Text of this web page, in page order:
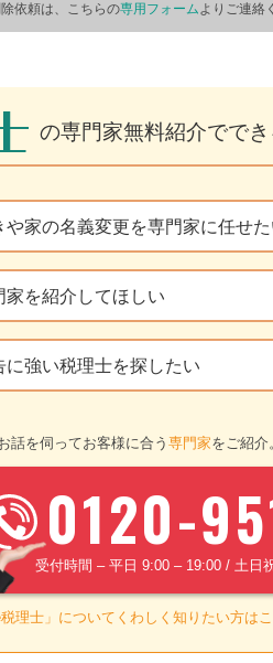
依頼は、こちらの専用フォームよりご連絡
の専門家無料紹介ででき
や家の名義変更を専門家に任せた
家を紹介してほしい
に強い税理士を探したい
話を伺ってお客様に合う専門家をご紹介
0120-
受付時間 – 平日 9:00 – 19:00 / 土日
税理士」についてくわしく知りたい方は